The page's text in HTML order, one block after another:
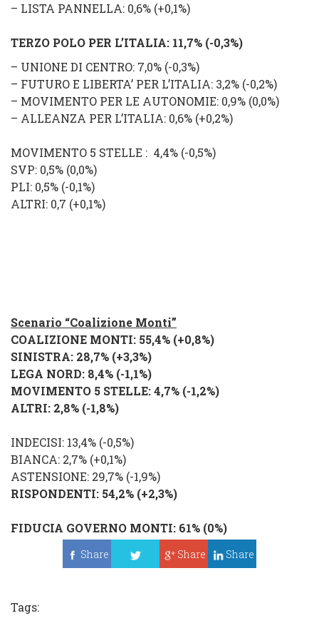
– LISTA PANNELLA: 0,6% (+0,1%)
TERZO POLO PER L’ITALIA: 11,7% (-0,3%)
– UNIONE DI CENTRO: 7,0% (-0,3%)
– FUTURO E LIBERTA’ PER L’ITALIA: 3,2% (-0,2%)
– MOVIMENTO PER LE AUTONOMIE: 0,9% (0,0%)
– ALLEANZA PER L’ITALIA: 0,6% (+0,2%)
MOVIMENTO 5 STELLE : 4,4% (-0,5%)
SVP: 0,5% (0,0%)
PLI: 0,5% (-0,1%)
ALTRI: 0,7 (+0,1%)
Scenario “Coalizione Monti”
COALIZIONE MONTI: 55,4% (+0,8%)
SINISTRA: 28,7% (+3,3%)
LEGA NORD: 8,4% (-1,1%)
MOVIMENTO 5 STELLE: 4,7% (-1,2%)
ALTRI: 2,8% (-1,8%)
INDECISI: 13,4% (-0,5%)
BIANCA: 2,7% (+0,1%)
ASTENSIONE: 29,7% (-1,9%)
RISPONDENTI: 54,2% (+2,3%)
FIDUCIA GOVERNO MONTI: 61% (0%)
Share
Share Share
Tags: